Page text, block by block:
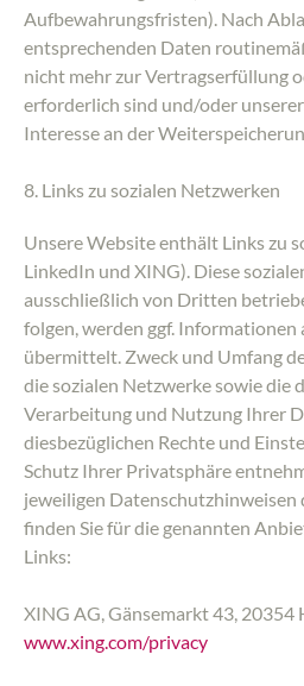
Aufbewahrungsfristen). Nach
entsprechenden Daten
nicht mehr zur Vertragserfüllung
erforderlich sind und/oder
Interesse an der
8. Links zu sozialen Netzwerken
Unsere Website enthält Links zu
LinkedIn und XING). Diese
ausschließlich von Dritten
folgen, werden ggf. Informationen
übermittelt. Zweck und Umfang
die sozialen Netzwerke sowie die
Verarbeitung und Nutzung Ihrer
diesbezüglichen Rechte und
Schutz Ihrer Privatsphäre
jeweiligen Datenschutzhinweisen
finden Sie für die genannten
Links:
XING AG, Gänsemarkt 43, 20354
www.xing.com/privacy